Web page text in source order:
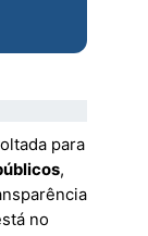
para
,
no